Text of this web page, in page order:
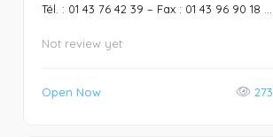
Tél. : 01 43 76 42 39 – Fax : 01 43 96 90 18 ...
Not review yet
Open Now 273